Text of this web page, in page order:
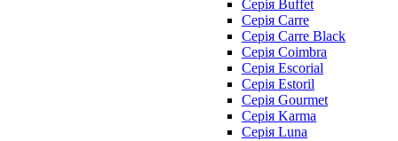
Серія Buffet
Серія Carre
Серія Carre Black
Серія Coimbra
Серія Escorial
Серія Estoril
Серія Gourmet
Серія Karma
Серія Luna